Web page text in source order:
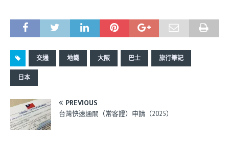
交通 地鐵 大阪 巴士 旅行筆記
日本
PREVIOUS
台灣快速通關（常客證）申請（2025）